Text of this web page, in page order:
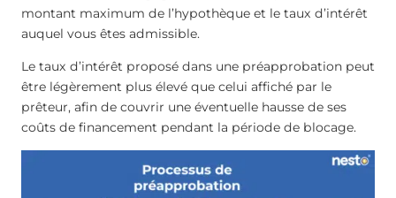
montant maximum de l’hypothèque et le taux d’intérêt
auquel vous êtes admissible.
Le taux d’intérêt proposé dans une préapprobation peut
être légèrement plus élevé que celui affiché par le
prêteur, afin de couvrir une éventuelle hausse de ses
coûts de financement pendant la période de blocage.